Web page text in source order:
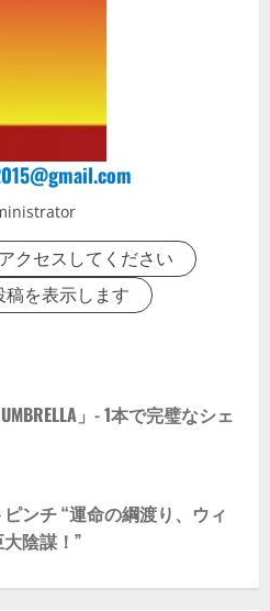
クセスしてください
稿を表示します
」- 1本で完璧なシェ
ンチ “運命の綱渡り、ウィ
陰謀！”